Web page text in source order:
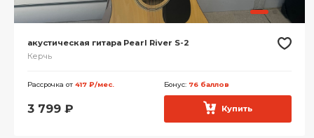
акустическая гитара Pearl River S-2
Керчь
Рассрочка от 417 ₽/мес. Бонус: 76 баллов
3 799 ₽ Купить